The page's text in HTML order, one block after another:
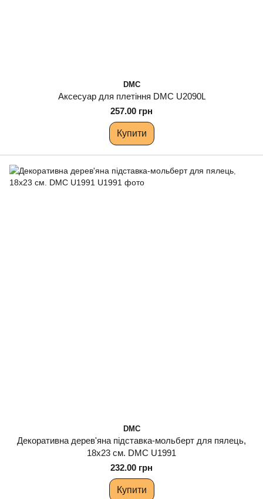
DMC
Аксесуар для плетіння DMC U2090L
257.00 грн
Купити
DMC
Декоративна дерев'яна підставка-мольберт для пялець,
18х23 см. DMC U1991
232.00 грн
Купити